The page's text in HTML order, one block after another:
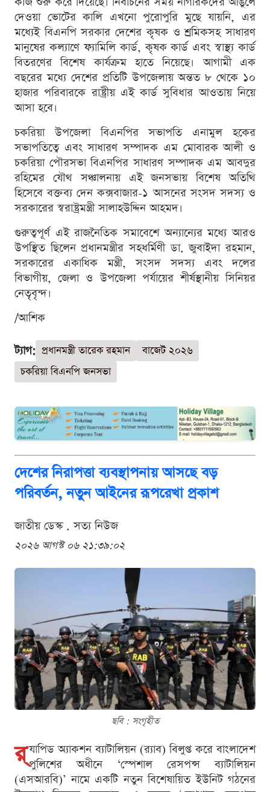
দেওয়া ভোটের কালি এখনো পুরোপুরি মুছে যায়নি, এর
মধ্যেই বিএনপি সরকার দেশের কৃষক ও শ্রমিকসহ সাধারণ
মানুষের কল্যাণে ফ্যামিলি কার্ড, কৃষক কার্ড এবং স্বাস্থ্য কার্ড
বিতরণের বিশেষ কার্যক্রম হাতে নিয়েছে। আগামী এক
বছরের মধ্যে দেশের প্রতিটি উপজেলায় অন্তত ৮ থেকে ১০
হাজার পরিবারকে রাষ্ট্রীয় এই কার্ড সুবিধার আওতায় নিয়ে
আসা হবে।
চকরিয়া উপজেলা বিএনপির সভাপতি এনামুল হকের
সভাপতিত্বে এবং সাধারণ সম্পাদক এম মোবারক আলী ও
চকরিয়া পৌরসভা বিএনপির সাধারণ সম্পাদক এম আবদুর
রহিমের যৌথ সঞ্চালনায় এই জনসভায় বিশেষ অতিথি
হিসেবে বক্তব্য দেন কক্সবাজার-১ আসনের সংসদ সদস্য ও
সরকারের স্বরাষ্ট্রমন্ত্রী সালাহউদ্দিন আহমদ।
গুরুত্বপূর্ণ এই রাজনৈতিক সমাবেশে অন্যান্যের মধ্যে আরও
উপস্থিত ছিলেন প্রধানমন্ত্রীর সহধর্মিণী ডা. জুবাইদা রহমান,
সরকারের একাধিক মন্ত্রী, সংসদ সদস্য এবং দলের
বিভাগীয়, জেলা ও উপজেলা পর্যায়ের শীর্ষস্থানীয় সিনিয়র
নেতৃবৃন্দ।
/আশিক
ট্যাগ: প্রধানমন্ত্রী তারেক রহমান
বাজেট ২০২৬
চকরিয়া বিএনপি জনসভা
দেশের নিরাপত্তা ব্যবস্থাপনায় আসছে বড়
পরিবর্তন, নতুন আইনের রূপরেখা প্রকাশ
জাতীয় ডেস্ক . সত্য নিউজ
২০২৬ আগস্ট ০৬ ২১:৩৯:০২
ছবি : সংগৃহীত
র‌্ যাপিড অ্যাকশন ব্যাটালিয়ন (র‌্যাব) বিলুপ্ত করে বাংলাদেশ
পুলিশের অধীনে ‘স্পেশাল রেসপন্স ব্যাটালিয়ন
(এসআরবি)’ নামে একটি নতুন বিশেষায়িত ইউনিট গঠনের